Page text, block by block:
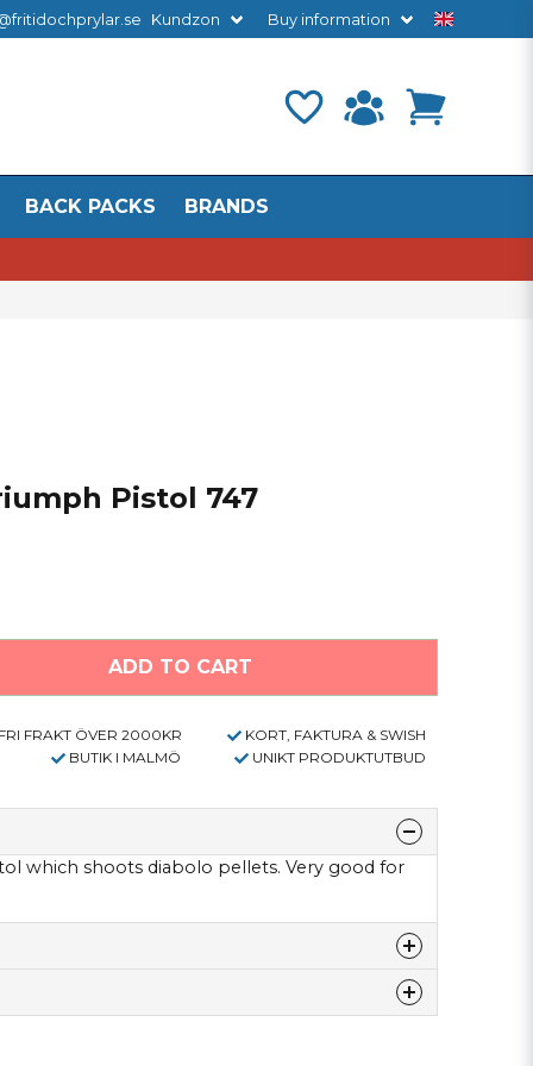
Kundzon Buy information
BACK PACKS BRANDS
Pistol 747
ADD TO CART
FRI FRAKT ÖVER 2000KR
KORT, FAKTURA & SWISH
BUTIK I MALMÖ UNIKT PRODUKTUTBUD
which shoots diabolo pellets. Very good for